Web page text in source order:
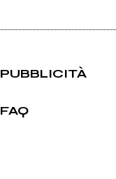
PUBBLICITÀ
FAQ